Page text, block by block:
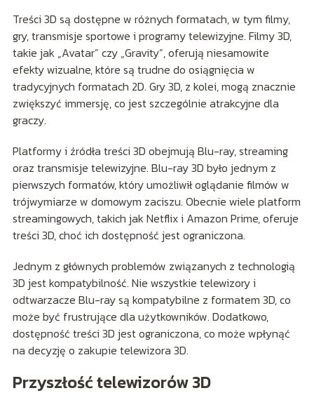
Treści 3D są dostępne w różnych formatach, w tym filmy,
gry, transmisje sportowe i programy telewizyjne. Filmy 3D,
takie jak „Avatar” czy „Gravity”, oferują niesamowite
efekty wizualne, które są trudne do osiągnięcia w
tradycyjnych formatach 2D. Gry 3D, z kolei, mogą znacznie
zwiększyć immersję, co jest szczególnie atrakcyjne dla
graczy.
Platformy i źródła treści 3D obejmują Blu-ray, streaming
oraz transmisje telewizyjne. Blu-ray 3D było jednym z
pierwszych formatów, który umożliwił oglądanie filmów w
trójwymiarze w domowym zaciszu. Obecnie wiele platform
streamingowych, takich jak Netflix i Amazon Prime, oferuje
treści 3D, choć ich dostępność jest ograniczona.
Jednym z głównych problemów związanych z technologią
3D jest kompatybilność. Nie wszystkie telewizory i
odtwarzacze Blu-ray są kompatybilne z formatem 3D, co
może być frustrujące dla użytkowników. Dodatkowo,
dostępność treści 3D jest ograniczona, co może wpłynąć
na decyzję o zakupie telewizora 3D.
Przyszłość telewizorów 3D